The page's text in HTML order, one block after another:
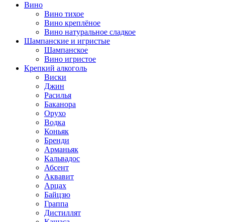
Вино
Вино тихое
Вино креплёное
Вино натуральное сладкое
Шампанские и игристые
Шампанское
Вино игристое
Крепкий алкоголь
Виски
Джин
Расилья
Баканора
Орухо
Водка
Коньяк
Бренди
Арманьяк
Кальвадос
Абсент
Аквавит
Арцах
Байцзю
Граппа
Дистиллят